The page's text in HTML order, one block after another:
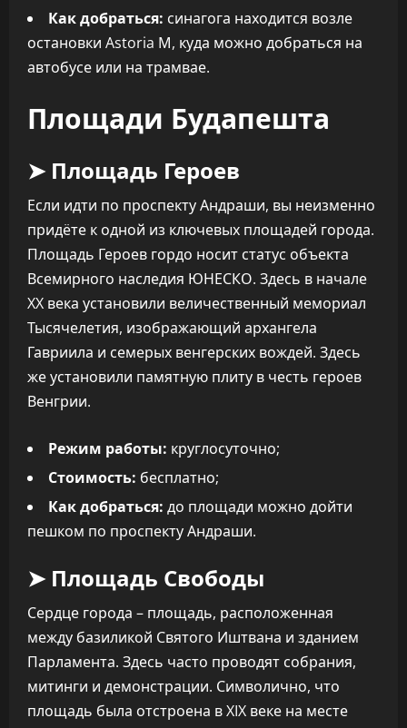
Как добраться: синагога находится возле
остановки Astoria М, куда можно добраться на
автобусе или на трамвае.
Площади Будапешта
➤ Площадь Героев
Если идти по проспекту Андраши, вы неизменно
придёте к одной из ключевых площадей города.
Площадь Героев гордо носит статус объекта
Всемирного наследия ЮНЕСКО. Здесь в начале
XX века установили величественный мемориал
Тысячелетия, изображающий архангела
Гавриила и семерых венгерских вождей. Здесь
же установили памятную плиту в честь героев
Венгрии.
Режим работы: круглосуточно;
Стоимость: бесплатно;
Как добраться: до площади можно дойти
пешком по проспекту Андраши.
➤ Площадь Свободы
Сердце города – площадь, расположенная
между базиликой Святого Иштвана и зданием
Парламента. Здесь часто проводят собрания,
митинги и демонстрации. Символично, что
площадь была отстроена в XIX веке на месте